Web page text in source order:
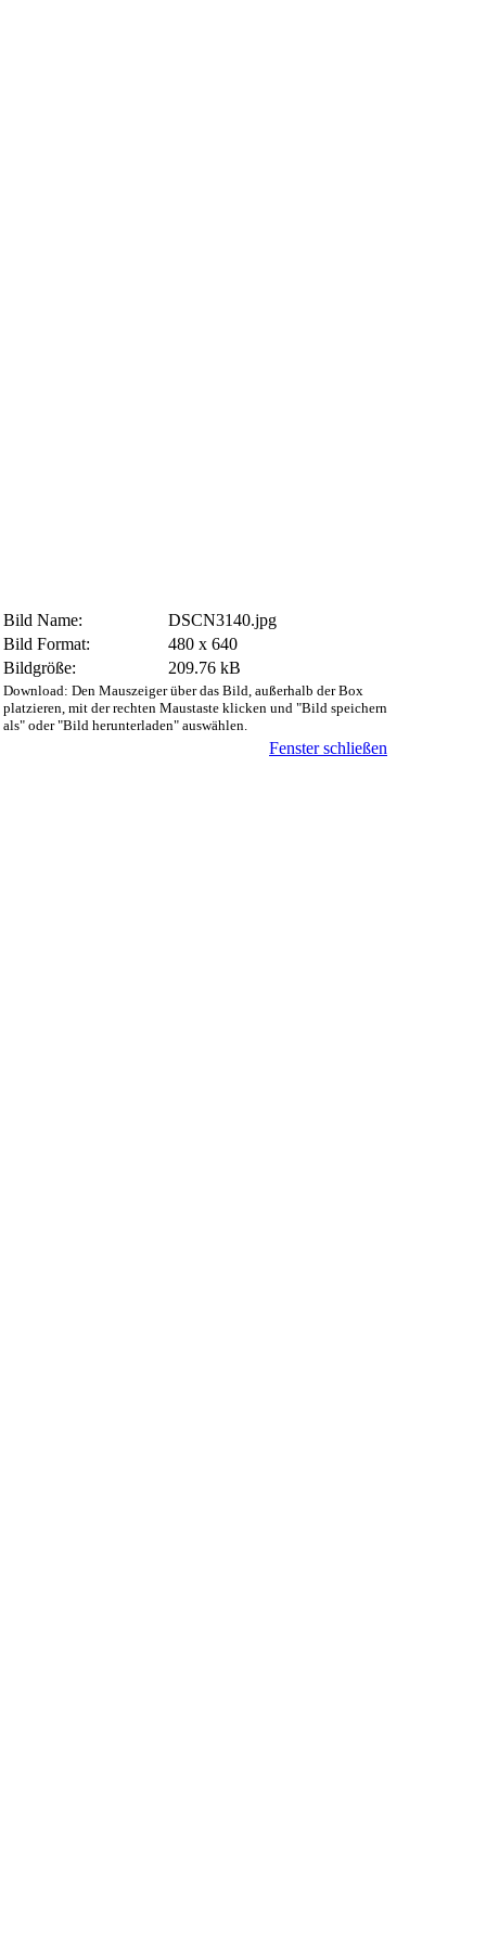
Bild Name:
DSCN3140.jpg
Bild Format:
480 x 640
Bildgröße:
209.76 kB
Download: Den Mauszeiger über das Bild, außerhalb der Box
platzieren, mit der rechten Maustaste klicken und "Bild speichern
als" oder "Bild herunterladen" auswählen.
Fenster schließen